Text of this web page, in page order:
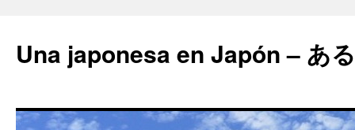
Una japonesa en Japón – あ